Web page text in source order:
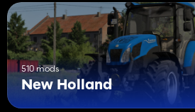
510 mods
New Holland